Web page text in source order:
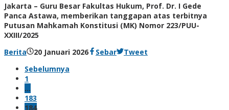
Jakarta – Guru Besar Fakultas Hukum, Prof. Dr. I Gede
Panca Astawa, memberikan tanggapan atas terbitnya
Putusan Mahkamah Konstitusi (MK) Nomor 223/PUU-
XXIII/2025
Berita
20 Januari 2026olehSebar
Tweet
Sebelumnya
1
…
183
184